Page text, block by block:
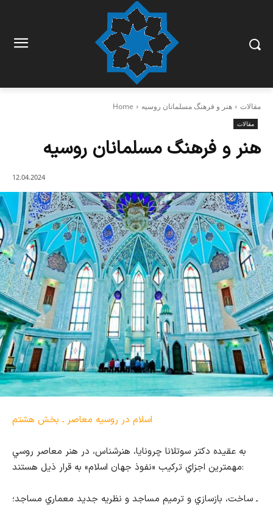
Home مقالات هنر و فرهنگ مسلمانان روسیه
مقالات
هنر و فرهنگ مسلمانان روسیه
12.04.2024
اسلام در روسیه معاصر ـ بخش هشتم
به عقيده دكتر سوتلانا چرونايا، هنرشناس، در هنر معاصر روسي
مهمترين اجزاي تركيب «نفوذ جهان اسلام» به قرار ذيل هستند:
ـ ساخت، بازسازي و ترميم مساجد و نظريه جديد معماري مساجد؛